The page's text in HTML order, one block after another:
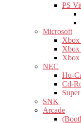
PS
Microsoft
Xbox
Xbox
NEC
Hu-
Cd-
SNK
Arcade